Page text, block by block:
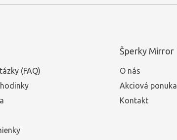
(FAQ)
Šperky Mirror
O nás
Akciová ponuka
Kontakt